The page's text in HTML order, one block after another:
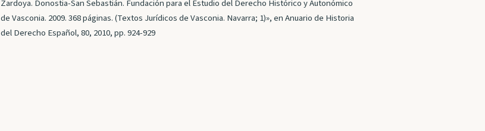
Zardoya. Donostia-San Sebastián. Fundación para el Estudio del Derecho Histórico y Autonómico
de Vasconia. 2009. 368 páginas. (Textos Jurídicos de Vasconia. Navarra; 1)», en Anuario de Historia
del Derecho Español, 80, 2010, pp. 924-929